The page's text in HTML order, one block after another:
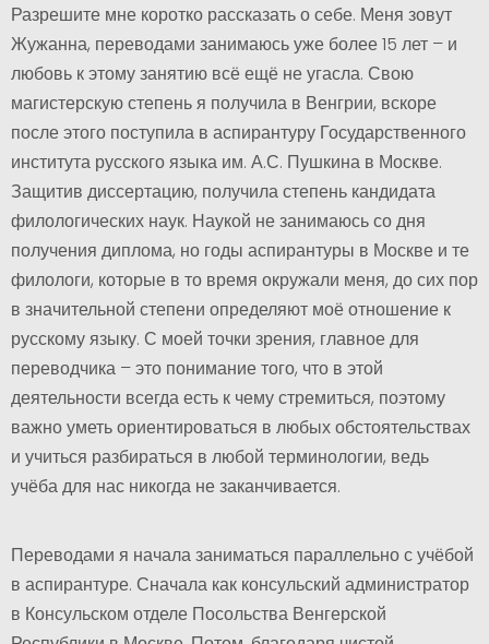
Разрешите мне коротко рассказать о себе. Меня зовут
Жужанна, переводами занимаюсь уже более 15 лет – и
любовь к этому занятию всё ещё не угасла. Свою
магистерскую степень я получила в Венгрии, вскоре
после этого поступила в аспирантуру Государственного
института русского языка им. А.С. Пушкина в Москве.
Защитив диссертацию, получила степень кандидата
филологических наук. Наукой не занимаюсь со дня
получения диплома, но годы аспирантуры в Москве и те
филологи, которые в то время окружали меня, до сих пор
в значительной степени определяют моё отношение к
русскому языку. С моей точки зрения, главное для
переводчика – это понимание того, что в этой
деятельности всегда есть к чему стремиться, поэтому
важно уметь ориентироваться в любых обстоятельствах
и учиться разбираться в любой терминологии, ведь
учёба для нас никогда не заканчивается.
Переводами я начала заниматься параллельно с учёбой
в аспирантуре. Сначала как консульский администратор
в Консульском отделе Посольства Венгерской